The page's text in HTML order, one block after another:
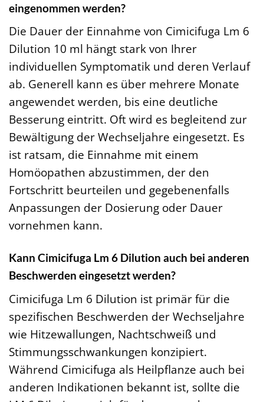
eingenommen werden?
Die Dauer der Einnahme von Cimicifuga Lm 6
Dilution 10 ml hängt stark von Ihrer
individuellen Symptomatik und deren Verlauf
ab. Generell kann es über mehrere Monate
angewendet werden, bis eine deutliche
Besserung eintritt. Oft wird es begleitend zur
Bewältigung der Wechseljahre eingesetzt. Es
ist ratsam, die Einnahme mit einem
Homöopathen abzustimmen, der den
Fortschritt beurteilen und gegebenenfalls
Anpassungen der Dosierung oder Dauer
vornehmen kann.
Kann Cimicifuga Lm 6 Dilution auch bei anderen
Beschwerden eingesetzt werden?
Cimicifuga Lm 6 Dilution ist primär für die
spezifischen Beschwerden der Wechseljahre
wie Hitzewallungen, Nachtschweiß und
Stimmungsschwankungen konzipiert.
Während Cimicifuga als Heilpflanze auch bei
anderen Indikationen bekannt ist, sollte die